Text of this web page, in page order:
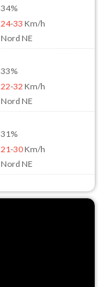
34%
24-33 Km/h
Nord NE
33%
22-32 Km/h
Nord NE
31%
21-30Km/h
Nord NE